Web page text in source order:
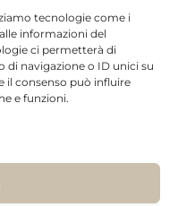
tecnologie come i
informazioni del
ci permetterà di
navigazione o ID unici su
il consenso può influire
e funzioni.
Account
Home
Il mio
Account
Newsletter